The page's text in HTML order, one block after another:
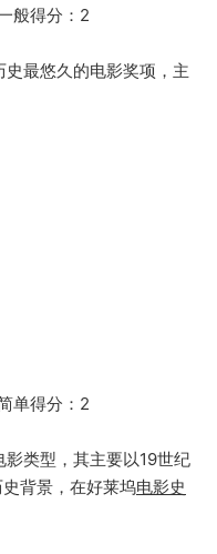
般得分：2
史最悠久的电影奖项，主
单得分：2
影类型，其主要以19世纪
背景，在好莱坞电影史